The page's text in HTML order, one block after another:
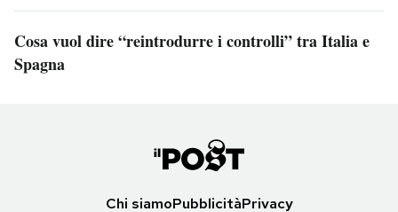
Cosa vuol dire “reintrodurre i controlli” tra Italia e
Spagna
Chi siamoPubblicitàPrivacy